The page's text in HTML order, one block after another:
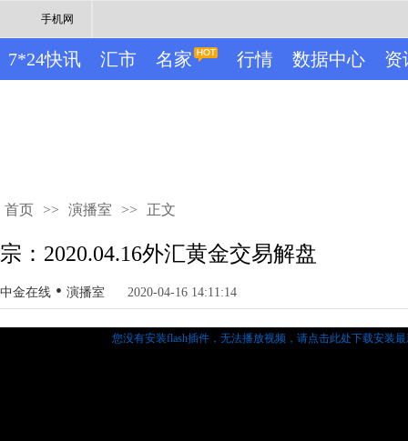
手机网
7*24快讯 汇市 名家 行情 数据中心 资
首页 >> 演播室 >> 正文
宗：2020.04.16外汇黄金交易解盘
中金在线 • 演播室 2020-04-16 14:11:14
您没有安装flash插件，无法播放视频， 请点击此处下载安装